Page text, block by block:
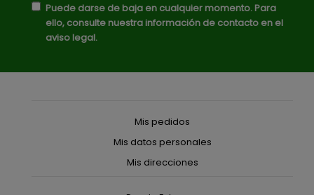
Puede darse de baja en cualquier momento. Para
ello, consulte nuestra información de contacto en el
aviso legal.
Mis pedidos
Mis datos personales
Mis direcciones